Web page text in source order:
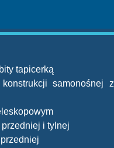
tapicerką
samonośnej z
i tylnej